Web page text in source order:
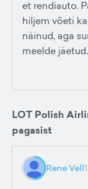
et rendiauto.
hiljem võeti
näinud, aga
meelde jäetud.
LOT Polish
pagasist
Rene Vell